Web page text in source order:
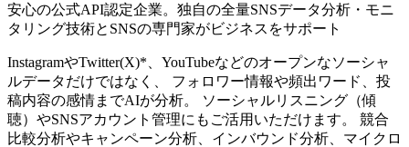
安心の公式API認定企業。独自の全量SNSデータ分析・モニ
タリング技術とSNSの専門家がビジネスをサポート
InstagramやTwitter(X)*、YouTubeなどのオープンなソーシャ
ルデータだけではなく、 フォロワー情報や頻出ワード、投
稿内容の感情までAIが分析。 ソーシャルリスニング（傾
聴）やSNSアカウント管理にもご活用いただけます。 競合
比較分析やキャンペーン分析、インバウンド分析、マイクロ